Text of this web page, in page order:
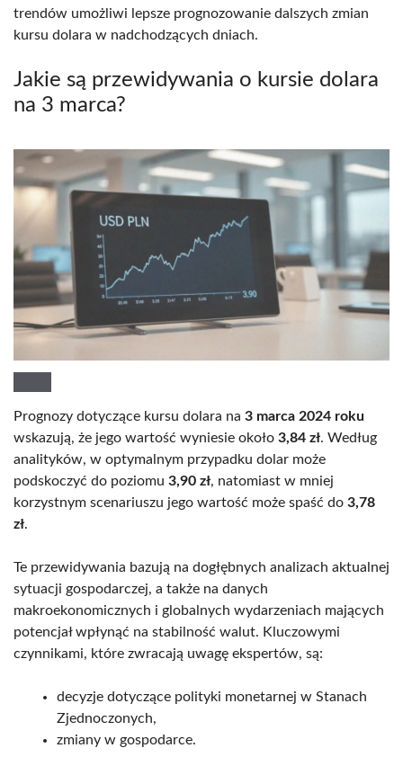
trendów umożliwi lepsze prognozowanie dalszych zmian
kursu dolara w nadchodzących dniach.
Jakie są przewidywania o kursie dolara
na 3 marca?
Prognozy dotyczące kursu dolara na 3 marca 2024 roku
wskazują, że jego wartość wyniesie około 3,84 zł. Według
analityków, w optymalnym przypadku dolar może
podskoczyć do poziomu 3,90 zł, natomiast w mniej
korzystnym scenariuszu jego wartość może spaść do 3,78
zł.
Te przewidywania bazują na dogłębnych analizach aktualnej
sytuacji gospodarczej, a także na danych
makroekonomicznych i globalnych wydarzeniach mających
potencjał wpłynąć na stabilność walut. Kluczowymi
czynnikami, które zwracają uwagę ekspertów, są:
decyzje dotyczące polityki monetarnej w Stanach
Zjednoczonych,
zmiany w gospodarce.